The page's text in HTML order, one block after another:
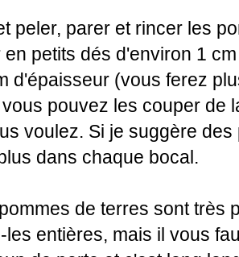
peler, parer et rincer les
en petits dés d'environ 1
d'épaisseur (vous ferez
pouvez les couper de
voulez. Si je suggère
dans chaque bocal.
de terres sont très
les entières, mais il vous